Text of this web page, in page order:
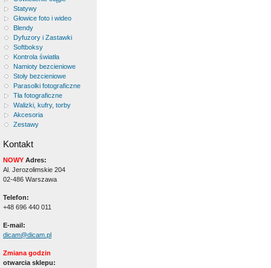
Statywy
Głowice foto i wideo
Blendy
Dyfuzory i Zastawki
Softboksy
Kontrola światła
Namioty bezcieniowe
Stoły bezcieniowe
Parasolki fotograficzne
Tła fotograficzne
Walizki, kufry, torby
Akcesoria
Zestawy
Kontakt
NOWY Adres:
Al. Jerozolimskie 204
02-486 Warszawa
Telefon:
+48 696 440 011
E-mail:
dicam@dicam.pl
Zmiana godzin
otwarcia sklepu: